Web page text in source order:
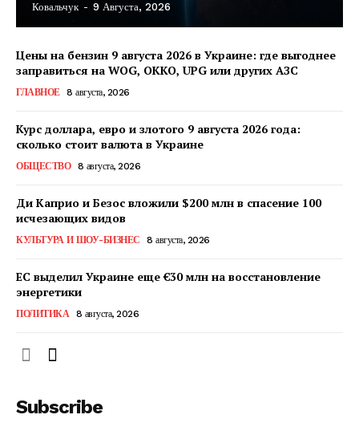
КавПолит
О нас
Политика конфиденциальности
Ковальчук - 9 Августа, 2026
Цены на бензин 9 августа 2026 в Украине: где выгоднее
заправиться на WOG, OKKO, UPG или других АЗС
ГЛАВНОЕ 8 августа, 2026
Курс доллара, евро и злотого 9 августа 2026 года:
сколько стоит валюта в Украине
ОБЩЕСТВО 8 августа, 2026
Ди Каприо и Безос вложили $200 млн в спасение 100
исчезающих видов
КУЛЬТУРА И ШОУ-БИЗНЕС 8 августа, 2026
ЕС выделил Украине еще €30 млн на восстановление
энергетики
ПОЛИТИКА 8 августа, 2026
Subscribe